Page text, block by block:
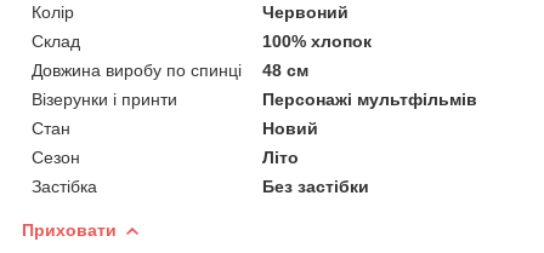
Колір
Червоний
Склад
100% хлопок
Довжина виробу по спинці
48 см
Візерунки і принти
Персонажі мультфільмів
Стан
Новий
Сезон
Літо
Застібка
Без застібки
Приховати